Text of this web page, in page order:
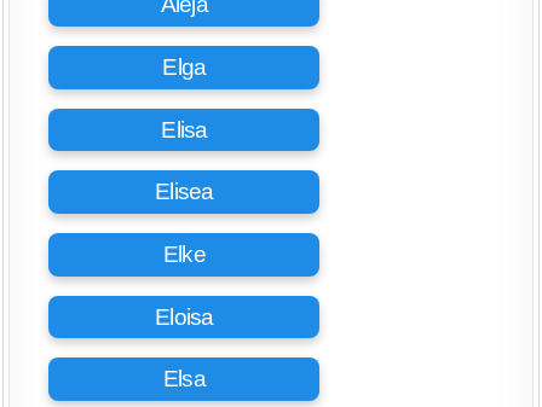
Elga
Elisa
Elisea
Elke
Eloisa
Elsa